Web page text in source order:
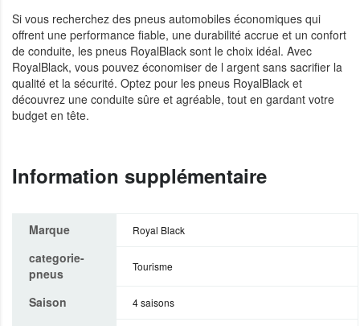
Si vous recherchez des pneus automobiles économiques qui
offrent une performance fiable, une durabilité accrue et un confort
de conduite, les pneus RoyalBlack sont le choix idéal. Avec
RoyalBlack, vous pouvez économiser de l argent sans sacrifier la
qualité et la sécurité. Optez pour les pneus RoyalBlack et
découvrez une conduite sûre et agréable, tout en gardant votre
budget en tête.
Information supplémentaire
Marque Royal Black
categorie-
pneus
Tourisme
Saison 4 saisons